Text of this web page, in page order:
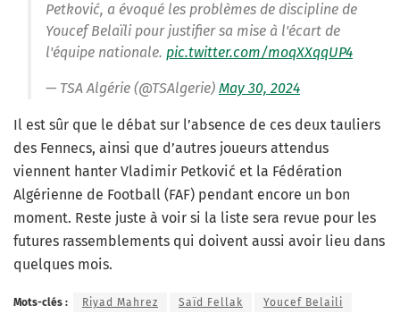
Petković, a évoqué les problèmes de discipline de
Youcef Belaïli pour justifier sa mise à l'écart de
l'équipe nationale. pic.twitter.com/moqXXqqUP4
— TSA Algérie (@TSAlgerie) May 30, 2024
Il est sûr que le débat sur l’absence de ces deux tauliers
des Fennecs, ainsi que d’autres joueurs attendus
viennent hanter Vladimir Petković et la Fédération
Algérienne de Football (FAF) pendant encore un bon
moment. Reste juste à voir si la liste sera revue pour les
futures rassemblements qui doivent aussi avoir lieu dans
quelques mois.
Mots-clés : Riyad Mahrez Saïd Fellak Youcef Belaili